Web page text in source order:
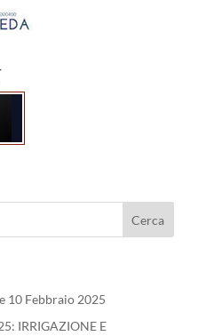
10 Febbraio 2025
IRRIGAZIONE E